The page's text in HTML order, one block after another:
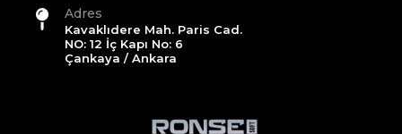
Adres
Kavaklıdere Mah. Paris Cad.
NO: 12 İç Kapı No: 6
Çankaya / Ankara